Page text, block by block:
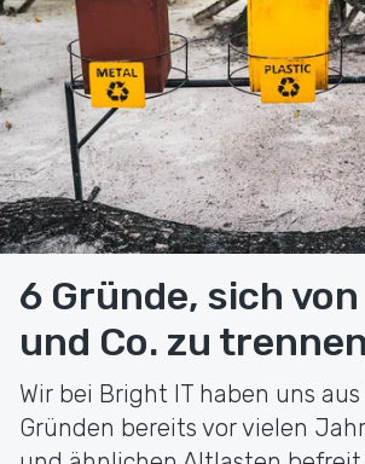
6 Gründe, sich von
und Co. zu trennen
Wir bei Bright IT haben uns
Gründen bereits vor vielen